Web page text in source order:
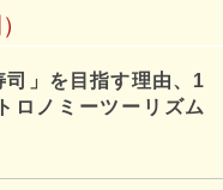
」を目指す理由、1
ロノミーツーリズム